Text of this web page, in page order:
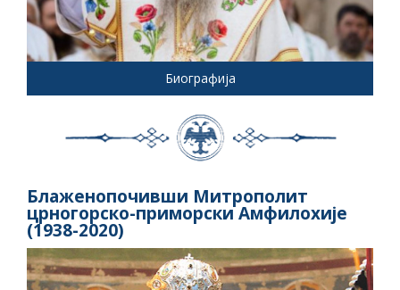
Биографија
Блаженопочивши Митрополит
црногорско-приморски Амфилохије
(1938-2020)